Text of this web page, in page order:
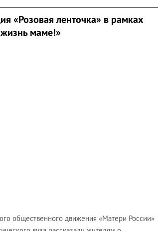
«Розовая ленточка» в рамках
маме!»
общественного движения «Матери России»